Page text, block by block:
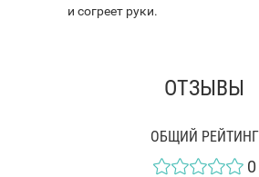
и согреет руки.
ОТЗЫВЫ
ОБЩИЙ РЕЙТИНГ
0